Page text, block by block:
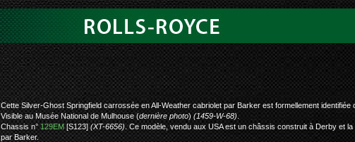
rolls-royce silver-ghost
Cette Silver-Ghost Springfield carrossée en All-Weather cabriolet par Barker est formellement identifiée
Visible au Musée National de Mulhouse (dernière photo) (1459-W-68)
Chassis n°129EM[S123](XT-6656) . Ce modèle, vendu aux USA est un châssis construit à Derby et
par Barker.